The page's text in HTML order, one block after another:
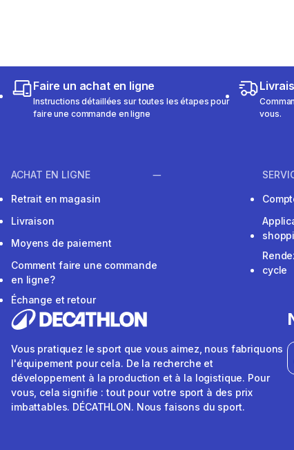
Faire un achat en ligne
Instructions détaillées sur toutes les étapes pour
faire une commande en ligne
vous.
ACHAT EN LIGNE
Retrait en magasin
Livraison
Moyens de paiement
Comment faire une commande
en ligne?
Échange et retour
cycle
Vous pratiquez le sport que vous aimez, nous fabriquons
l'équipement pour cela. De la recherche et
développement à la production et à la logistique. Pour
vous, cela signifie : tout pour votre sport à des prix
imbattables. DÉCATHLON. Nous faisons du sport.